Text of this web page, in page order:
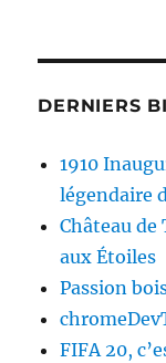
DERNIERS
1910
légendaire
Château de
aux Étoiles
Passion
FIFA 20,